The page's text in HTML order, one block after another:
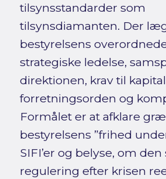
tilsynsstandarder som
tilsynsdiamanten. Der
bestyrelsens
strategiske ledelse,
direktionen, krav til
forretningsorden og
Formålet er at afklare
bestyrelsens ”frihed
SIFI’er og belyse, om
regulering efter krisen